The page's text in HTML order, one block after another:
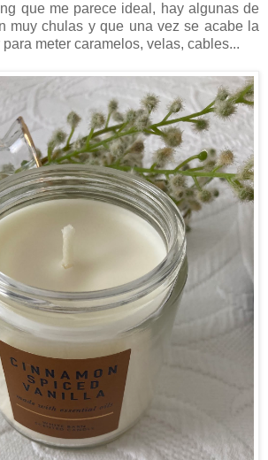
que me parece ideal, hay algunas de
muy chulas y que una vez se acabe la
meter caramelos, velas, cables...